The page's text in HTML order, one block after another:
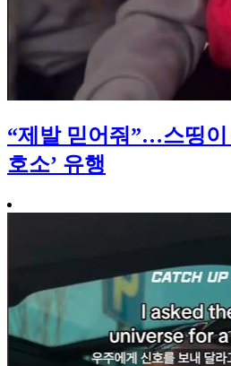
“제발 믿어줘”…스띵이
호소’ 유행